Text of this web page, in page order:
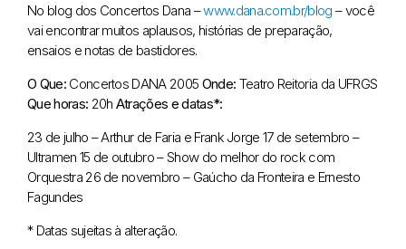
No blog dos Concertos Dana –www.dana.com.br/blog – você
vai encontrar muitos aplausos, histórias de preparação,
ensaios e notas de bastidores.
O Que:Concertos DANA 2005 Onde: Teatro Reitoria da UFRGS
Que horas: 20h Atrações e datas*:
23 de julho – Arthur de Faria e Frank Jorge 17 de setembro –
Ultramen 15 de outubro – Show do melhor do rock com
Orquestra26 de novembro – Gaúcho da Fronteira e Ernesto
Fagundes
* Datas sujeitas à alteração.